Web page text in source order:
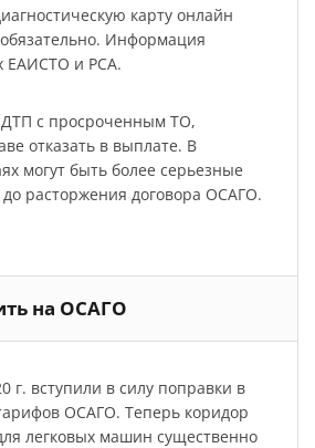
карту онлайн
Информация
ЕАИСТО и РСА.
с просроченным ТО,
отказать в выплате. В
могут быть более серьезные
расторжения договора ОСАГО.
на ОСАГО
г. вступили в силу поправки в
ОСАГО. Теперь коридор
легковых машин существенно